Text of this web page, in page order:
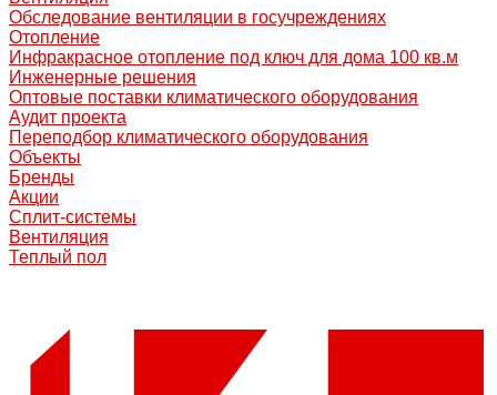
Обследование вентиляции в госучреждениях
Отопление
Инфракрасное отопление под ключ для дома 100 кв.м
Инженерные решения
Оптовые поставки климатического оборудования
Аудит проекта
Переподбор климатического оборудования
Объекты
Бренды
Акции
Сплит-системы
Вентиляция
Теплый пол